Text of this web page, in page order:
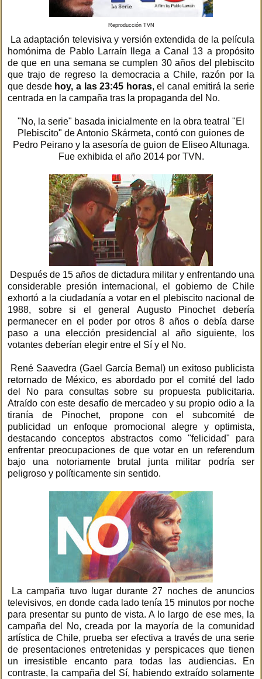
Reproducción TVN
La adaptación televisiva y versión extendida de la película
homónima de Pablo Larraín llega a Canal 13 a propósito
de que en una semana se cumplen 30 años del plebiscito
que trajo de regreso la democracia a Chile, razón por la
que desde hoy, a las 23:45 horas, el canal emitirá la serie
centrada en la campaña tras la propaganda del No.
"No, la serie" basada inicialmente en la obra teatral "El
Plebiscito" de Antonio Skármeta, contó con guiones de
Pedro Peirano y la asesoría de guion de Eliseo Altunaga.
Fue exhibida el año 2014 por TVN.
Después de 15 años de dictadura militar y enfrentando una
considerable presión internacional, el gobierno de Chile
exhortó a la ciudadanía a votar en el plebiscito nacional de
1988, sobre si el general Augusto Pinochet debería
permanecer en el poder por otros 8 años o debía darse
paso a una elección presidencial al año siguiente, los
votantes deberían elegir entre el Sí y el No.
René Saavedra (Gael García Bernal) un exitoso publicista
retornado de México, es abordado por el comité del lado
del No para consultas sobre su propuesta publicitaria.
Atraído con este desafío de mercadeo y su propio odio a la
tiranía de Pinochet, propone con el subcomité de
publicidad un enfoque promocional alegre y optimista,
destacando conceptos abstractos como "felicidad" para
enfrentar preocupaciones de que votar en un referendum
bajo una notoriamente brutal junta militar podría ser
peligroso y políticamente sin sentido.
La campaña tuvo lugar durante 27 noches de anuncios
televisivos, en donde cada lado tenía 15 minutos por noche
para presentar su punto de vista. A lo largo de ese mes, la
campaña del No, creada por la mayoría de la comunidad
artística de Chile, prueba ser efectiva a través de una serie
de presentaciones entretenidas y perspicaces que tienen
un irresistible encanto para todas las audiencias. En
contraste, la campaña del Sí, habiendo extraído solamente